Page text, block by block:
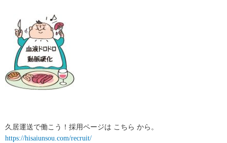
久居運送で働こう！採用ページは こちら から。
https://hisaiunsou.com/recruit/